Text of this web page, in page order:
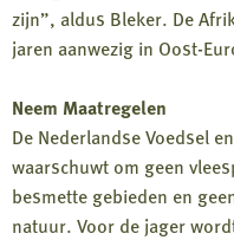
zijn”, aldus Bleker. De
jaren aanwezig in Oost-
Neem Maatregelen
De Nederlandse Voedsel
waarschuwt om geen
besmette gebieden en
natuur. Voor de jager